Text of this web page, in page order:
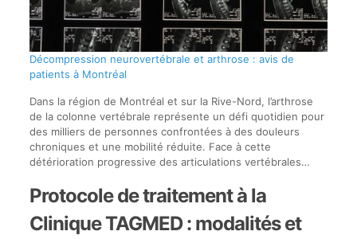
Décompression neurovertébrale et arthrose : avis de
patients à Montréal
Dans la région de Montréal et sur la Rive-Nord, l’arthrose
de la colonne vertébrale représente un défi quotidien pour
des milliers de personnes confrontées à des douleurs
chroniques et une mobilité réduite. Face à cette
détérioration progressive des articulations vertébrales…
Protocole de traitement à la
Clinique TAGMED : modalités et